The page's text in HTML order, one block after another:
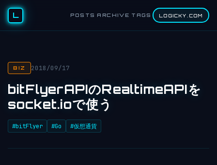
L POSTS ARCHIVE TAGS LOGICKY.COM
BIZ 2018/09/17
bitFlyerAPIのRealtimeAPIを
socket.ioで使う
#bitFlyer #Go #仮想通貨